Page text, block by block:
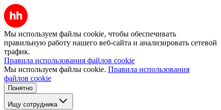
Мы используем файлы cookie, чтобы обеспечивать
правильную работу нашего веб-сайта и анализировать сетевой
трафик.
Правила использования файлов cookie
Мы используем файлы cookie. Правила использования
файлов cookie
Понятно
Ищу сотрудника